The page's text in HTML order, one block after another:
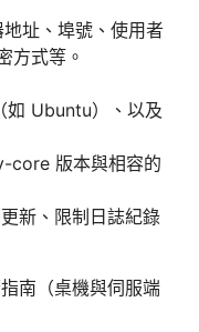
址、埠號、使用者
方式等。
Ubuntu）、以及
core 版本與相容的
新、限制日誌紀錄
南（桌機與伺服端